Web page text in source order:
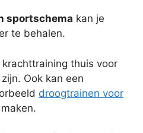
sportschema kan je
te behalen.
thuis voor
Ook kan een
droogtrainen voor